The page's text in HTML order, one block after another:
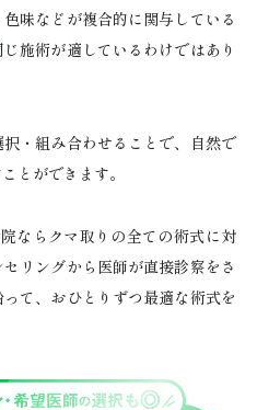
味などが複合的に関与している
施術が適しているわけではあり
・組み合わせることで、自然で
とができます。
ならクマ取りの全ての術式に対
リングから医師が直接診察をさ
て、おひとりずつ最適な術式を